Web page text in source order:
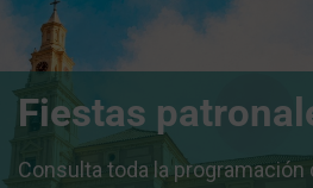
Fiestas
Consulta toda la